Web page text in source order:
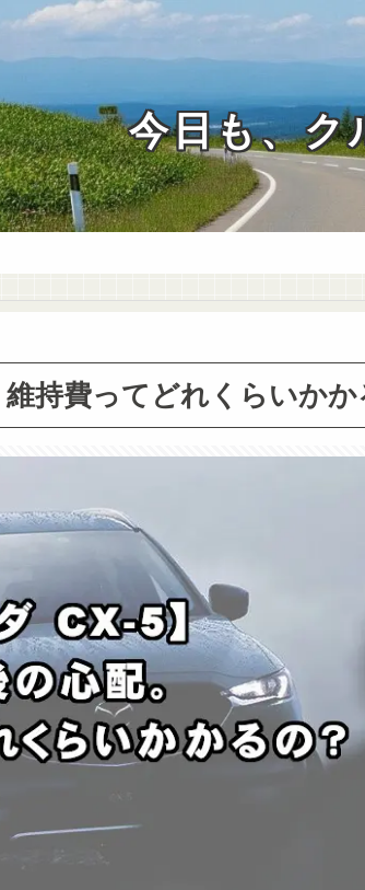
今日も、ク
維持費ってどれくらいかか